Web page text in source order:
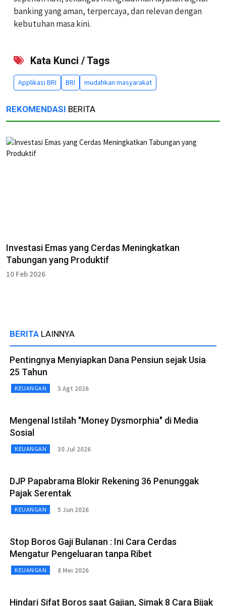
banking yang aman, terpercaya, dan relevan dengan
kebutuhan masa kini.
Kata Kunci / Tags
Applikasi BRI BRI mudahkan masyarakat
REKOMENDASI BERITA
Investasi Emas yang Cerdas Meningkatkan
Tabungan yang Produktif
10 Feb 2026
BERITA LAINNYA
Pentingnya Menyiapkan Dana Pensiun sejak Usia
25 Tahun
KEUANGAN 3 Agt 2026
Mengenal Istilah "Money Dysmorphia" di Media
Sosial
KEUANGAN 30 Jul 2026
DJP Papabrama Blokir Rekening 36 Penunggak
Pajak Serentak
KEUANGAN 5 Jun 2026
Stop Boros Gaji Bulanan : Ini Cara Cerdas
Mengatur Pengeluaran tanpa Ribet
KEUANGAN 8 Mei 2026
Hindari Sifat Boros saat Gajian, Simak 8 Cara Bijak